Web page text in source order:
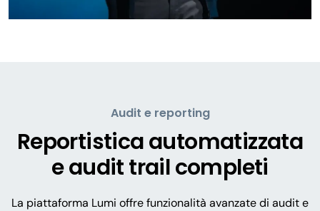
Audit e reporting
Reportistica automatizzata
e audit trail completi
La piattaforma Lumi offre funzionalità avanzate di audit e